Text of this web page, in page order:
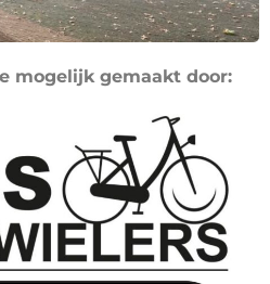
mogelijk gemaakt door: